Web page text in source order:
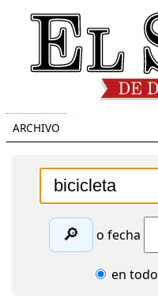
ARCHIVO
🔎 o fecha
en todo